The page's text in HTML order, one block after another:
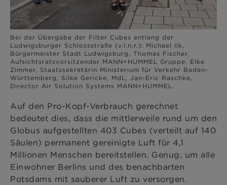
Bei der Übergabe der Filter Cubes entlang der
Ludwigsburger Schlossstraße (v.l.n.r.): Michael Ilk,
Bürgermeister Stadt Ludwigsburg, Thomas Fischer,
Aufsichtsratsvorsitzender MANN+HUMMEL Gruppe, Elke
Zimmer, Staatssekretärin Ministerium für Verkehr Baden-
Württemberg, Silke Gericke, MdL, Jan-Eric Raschke,
Director Air Solution Systems MANN+HUMMEL.
Auf den Pro-Kopf-Verbrauch gerechnet
bedeutet dies, dass die mittlerweile rund um den
Globus aufgestellten 403 Cubes (verteilt auf 140
Säulen) permanent gereinigte Luft für 4,1
Millionen Menschen bereitstellen. Genug, um alle
Einwohner Berlins und des benachbarten
Potsdams mit sauberer Luft zu versorgen.